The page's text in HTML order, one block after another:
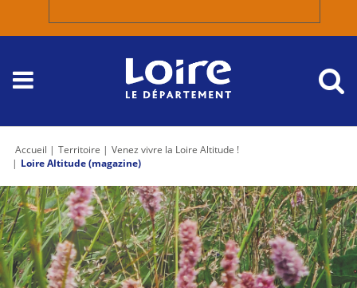
Accueil Territoire
Venez vivre la Loire Altitude !
Loire Altitude (magazine)